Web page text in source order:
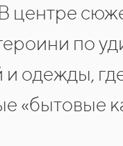
центре
по
и одежды,
«бытовые